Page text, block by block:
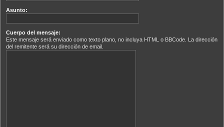
Asunto:
Cuerpo del mensaje:
Este mensaje será enviado como texto plano, no incluya HTML o BBCode. La dirección
del remitente será su dirección de email.